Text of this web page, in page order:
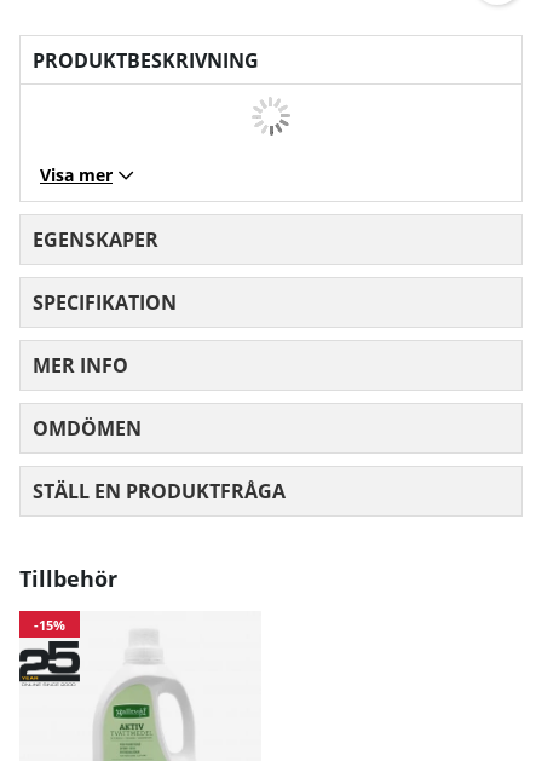
PRODUKTBESKRIVNING
Visa mer
EGENSKAPER
SPECIFIKATION
MER INFO
OMDÖMEN
STÄLL EN PRODUKTFRÅGA
Tillbehör
-15%